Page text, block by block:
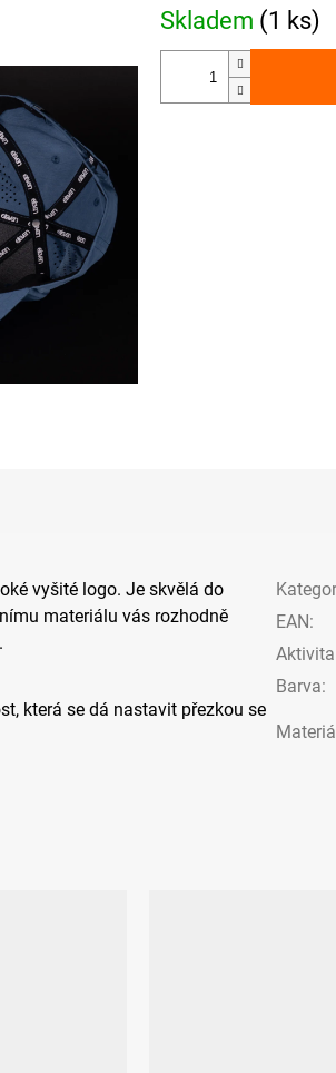
Skladem (1 ks)
vyšité logo. Je skvělá do
materiálu vás rozhodně
která se dá nastavit přezkou se
EAN:
Aktivita
Barva: